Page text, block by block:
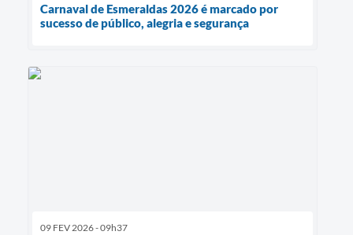
Carnaval de Esmeraldas 2026 é marcado por
sucesso de público, alegria e segurança
09 FEV 2026 - 09h37